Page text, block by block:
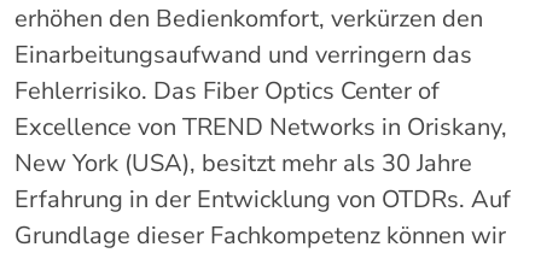
erhöhen den Bedienkomfort, verkürzen den
Einarbeitungsaufwand und verringern das
Fehlerrisiko. Das Fiber Optics Center of
Excellence von TREND Networks in Oriskany,
New York (USA), besitzt mehr als 30 Jahre
Erfahrung in der Entwicklung von OTDRs. Auf
Grundlage dieser Fachkompetenz können wir